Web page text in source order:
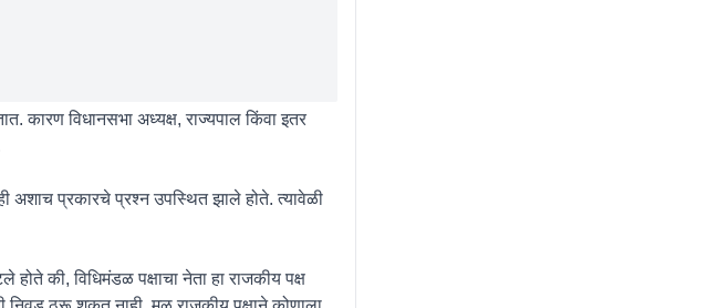
कारण विधानसभा अध्यक्ष, राज्यपाल किंवा इतर
अशाच प्रकारचे प्रश्न उपस्थित झाले होते. त्यावेळी
होते की, विधिमंडळ पक्षाचा नेता हा राजकीय पक्ष